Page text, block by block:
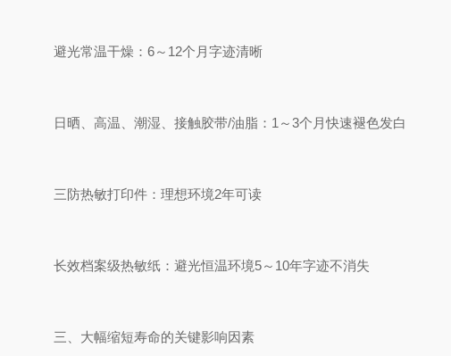
避光常温干燥：6～12个月字迹清晰
日晒、高温、潮湿、接触胶带/油脂：1～3个月快速褪色发白
三防热敏打印件：理想环境2年可读
长效档案级热敏纸：避光恒温环境5～10年字迹不消失
三、大幅缩短寿命的关键影响因素